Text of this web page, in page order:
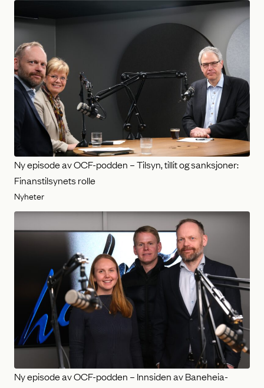
Ny episode av OCF-podden – Tilsyn, tillit og sanksjoner:
Finanstilsynets rolle
Nyheter
Ny episode av OCF-podden – Innsiden av Baneheia-